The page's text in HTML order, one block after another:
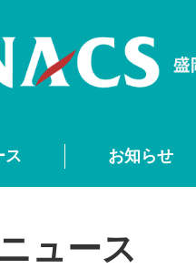
ス お知らせ
ュース